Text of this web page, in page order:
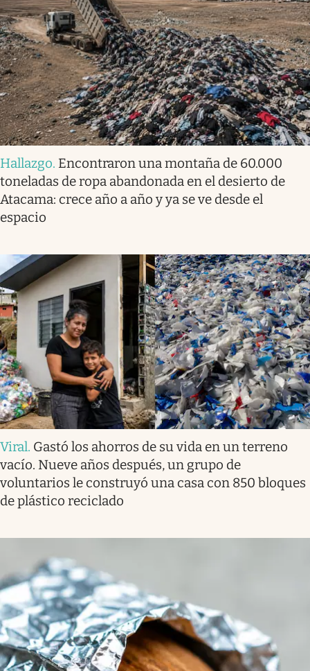
Hallazgo. Encontraron una montaña de 60.000
toneladas de ropa abandonada en el desierto de
Atacama: crece año a año y ya se ve desde el
espacio
Viral. Gastó los ahorros de su vida en un terreno
vacío. Nueve años después, un grupo de
voluntarios le construyó una casa con 850 bloques
de plástico reciclado